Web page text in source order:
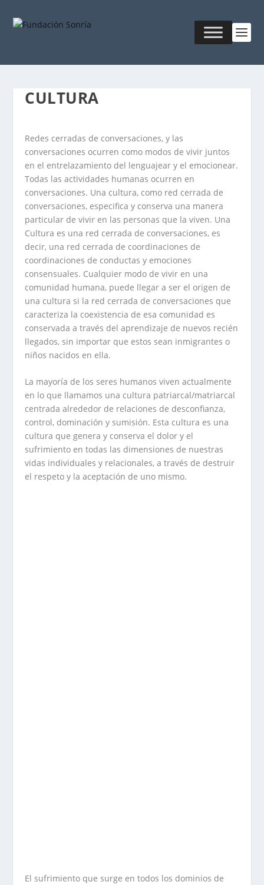
CULTURA
Redes cerradas de conversaciones, y las
conversaciones ocurren como modos de vivir juntos
en el entrelazamiento del lenguajear y el emocionear.
Todas las actividades humanas ocurren en
conversaciones. Una cultura, como red cerrada de
conversaciones, especifica y conserva una manera
particular de vivir en las personas que la viven. Una
Cultura es una red cerrada de conversaciones, es
decir, una red cerrada de coordinaciones de
coordinaciones de conductas y emociones
consensuales. Cualquier modo de vivir en una
comunidad humana, puede llegar a ser el origen de
una cultura si la red cerrada de conversaciones que
caracteriza la coexistencia de esa comunidad es
conservada a través del aprendizaje de nuevos recién
llegados, sin importar que estos sean inmigrantes o
niños nacidos en ella.
La mayoría de los seres humanos viven actualmente
en lo que llamamos una cultura patriarcal/matriarcal
centrada alrededor de relaciones de desconfianza,
control, dominación y sumisión. Esta cultura es una
cultura que genera y conserva el dolor y el
sufrimiento en todas las dimensiones de nuestras
vidas individuales y relacionales, a través de destruir
el respeto y la aceptación de uno mismo.
El sufrimiento que surge en todos los dominios de